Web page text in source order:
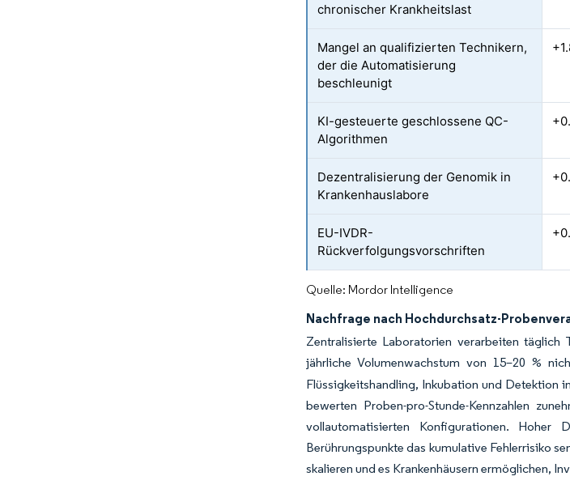
chronischer Krankheitslast
Mangel an qualifizierten Technikern,
der die Automatisierung
beschleunigt
KI-gesteuerte geschlossene QC-
Algorithmen
Dezentralisierung der Genomik in
Krankenhauslabore
EU-IVDR-
Rückverfolgungsvorschriften
Quelle: Mordor Intelligence
Nachfrage nach Hochdurchsatz-
Zentralisierte Laboratorien verarbeiten täglich
jährliche Volumenwachstum von 15–20 %
Flüssigkeitshandling, Inkubation und Detektion
bewerten Proben-pro-Stunde-Kennzahlen
vollautomatisierten Konfigurationen. Hoher
Berührungspunkte das kumulative Fehlerrisiko
skalieren und es Krankenhäusern ermöglichen,